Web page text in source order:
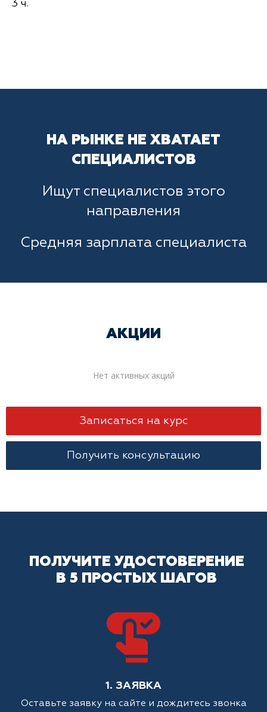
3 ч.
НА РЫНКЕ НЕ ХВАТАЕТ
СПЕЦИАЛИСТОВ
Ищут специалистов этого
направления
Средняя зарплата специалиста
АКЦИИ
Нет активных акций
Записаться на курс
Получить консультацию
ПОЛУЧИТЕ УДОСТОВЕРЕНИЕ
В 5 ПРОСТЫХ ШАГОВ
1. ЗАЯВКА
Оставьте заявку на сайте и дождитесь звонка